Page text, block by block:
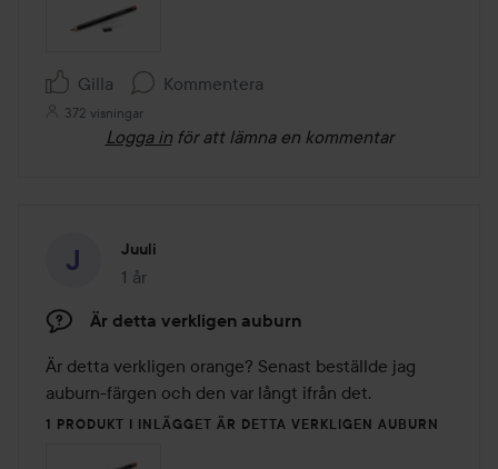
Gilla Kommentera
372 visningar
Logga in för att lämna en kommentar
Juuli
1 år
Inlägget skapades 1 år
Är detta verkligen auburn
Är detta verkligen orange? Senast beställde jag
auburn-färgen och den var långt ifrån det.
1 PRODUKT I INLÄGGET ÄR DETTA VERKLIGEN AUBURN